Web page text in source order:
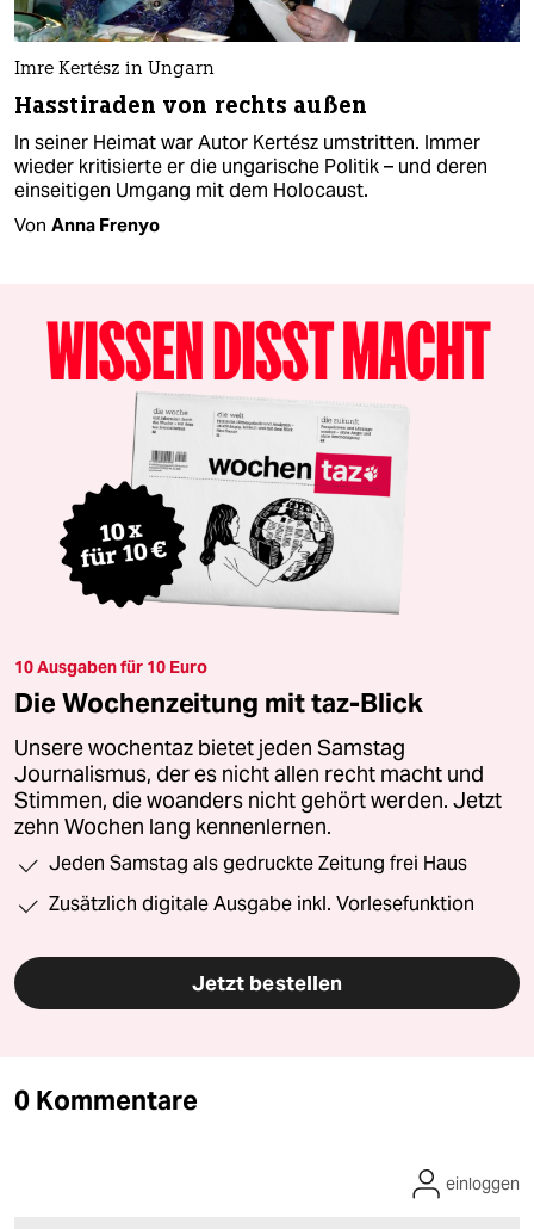
Imre Kertész in Ungarn
Hasstiraden von rechts außen
In seiner Heimat war Autor Kertész umstritten. Immer
wieder kritisierte er die ungarische Politik – und deren
einseitigen Umgang mit dem Holocaust.
Von Anna Frenyo
10 Ausgaben für 10 Euro
Die Wochenzeitung mit taz-Blick
Unsere wochentaz bietet jeden Samstag
Journalismus, der es nicht allen recht macht und
Stimmen, die woanders nicht gehört werden. Jetzt
zehn Wochen lang kennenlernen.
Jeden Samstag als gedruckte Zeitung frei Haus
Zusätzlich digitale Ausgabe inkl. Vorlesefunktion
Jetzt bestellen
0 Kommentare
einloggen